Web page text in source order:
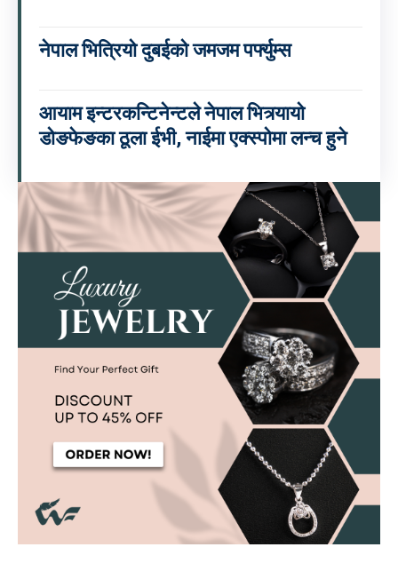
नेपाल भित्रियो दुबईको जमजम पर्फ्युम्स
आयाम इन्टरकन्टिनेन्टले नेपाल भित्र्यायो
डोङफेङका ठूला ईभी, नाईमा एक्स्पोमा लन्च हुने